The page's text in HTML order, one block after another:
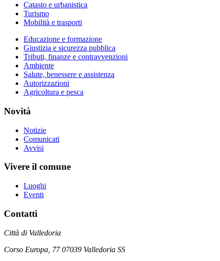
Catasto e urbanistica
Turismo
Mobilità e trasporti
Educazione e formazione
Giustizia e sicurezza pubblica
Tributi, finanze e contravvenzioni
Ambiente
Salute, benessere e assistenza
Autorizzazioni
Agricoltura e pesca
Novità
Notizie
Comunicati
Avvisi
Vivere il comune
Luoghi
Eventi
Contatti
Città di Valledoria
Corso Europa, 77 07039 Valledoria SS